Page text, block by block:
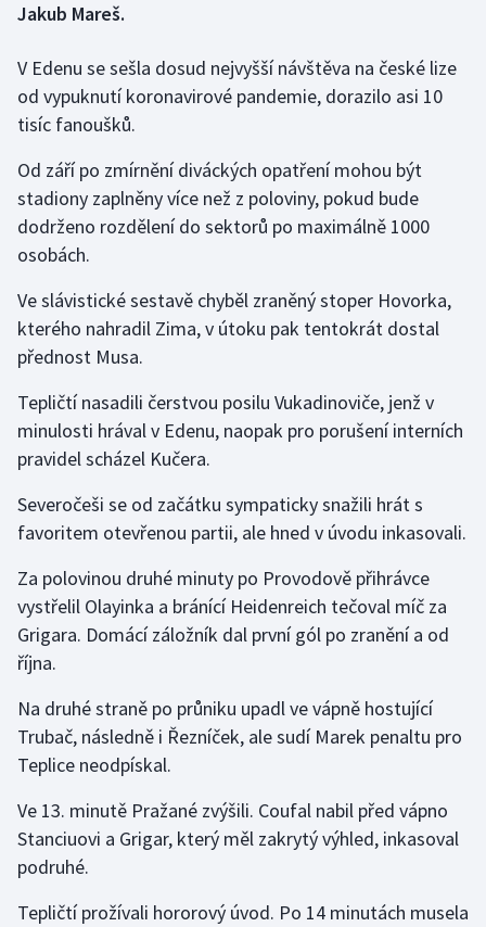
Golf
Gymnastika
Házená
Jezdectví
Judo
Lezení
Moderní pětiboj
Olympijské hry
Parasport
Plavání
Ragby
Rychlobruslení
Rychlostní kanoistika
Short track
Jakub Mareš.
V Edenu se sešla dosud nejvyšší návštěva na české lize
od vypuknutí koronavirové pandemie, dorazilo asi 10
tisíc fanoušků.
Od září po zmírnění diváckých opatření mohou být
stadiony zaplněny více než z poloviny, pokud bude
dodrženo rozdělení do sektorů po maximálně 1000
osobách.
Ve slávistické sestavě chyběl zraněný stoper Hovorka,
kterého nahradil Zima, v útoku pak tentokrát dostal
přednost Musa.
Tepličtí nasadili čerstvou posilu Vukadinoviče, jenž v
minulosti hrával v Edenu, naopak pro porušení interních
pravidel scházel Kučera.
Severočeši se od začátku sympaticky snažili hrát s
favoritem otevřenou partii, ale hned v úvodu inkasovali.
Za polovinou druhé minuty po Provodově přihrávce
vystřelil Olayinka a bránící Heidenreich tečoval míč za
Grigara. Domácí záložník dal první gól po zranění a od
října.
Na druhé straně po průniku upadl ve vápně hostující
Trubač, následně i Řezníček, ale sudí Marek penaltu pro
Teplice neodpískal.
Ve 13. minutě Pražané zvýšili. Coufal nabil před vápno
Stanciuovi a Grigar, který měl zakrytý výhled, inkasoval
podruhé.
Tepličtí prožívali hororový úvod. Po 14 minutách musela